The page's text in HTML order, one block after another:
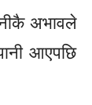
अभावले
आएपछि